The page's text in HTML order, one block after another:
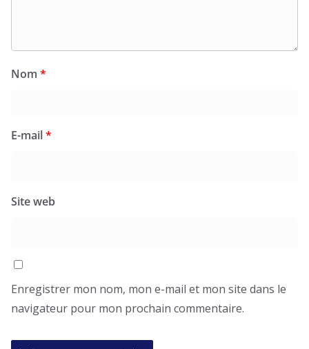
Nom *
E-mail*
Site web
Enregistrer mon nom, mon e-mail et mon site dans le
navigateur pour mon prochain commentaire.